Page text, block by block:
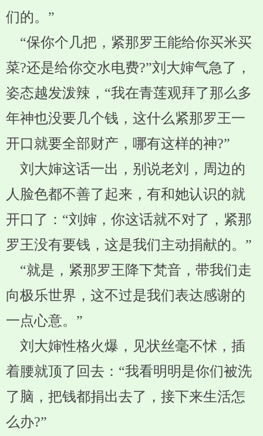
们的。”
“保你个几把，紧那罗王能给你买米买
菜?还是给你交水电费?”刘大婶气急了，
姿态越发泼辣，“我在青莲观拜了那么多
年神也没要几个钱，这什么紧那罗王一
开口就要全部财产，哪有这样的神?”
刘大婶这话一出，别说老刘，周边的
人脸色都不善了起来，有和她认识的就
开口了：“刘婶，你这话就不对了，紧那
罗王没有要钱，这是我们主动捐献的。”
“就是，紧那罗王降下梵音，带我们走
向极乐世界，这不过是我们表达感谢的
一点心意。”
刘大婶性格火爆，见状丝毫不怵，插
着腰就顶了回去：“我看明明是你们被洗
了脑，把钱都捐出去了，接下来生活怎
么办?”